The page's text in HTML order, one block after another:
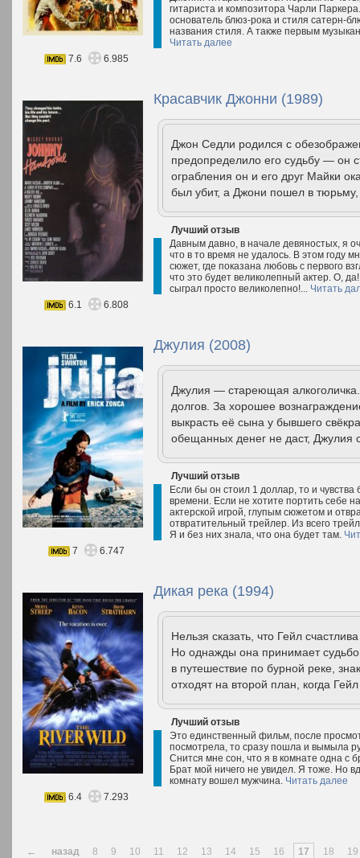
гитариста и композитора Чарли
основатель блюз-рока и стиля сатерн-
названия стиля. А также первым
Читать далее
7.6
6.985
Красавчик Джонни (1989)
Джон Седли родился с
предопределило его судьбу — он
ограбления он и его друг Майки
был убит, а Джони пошел в
Лучший отзыв
Давным давно, в начале девяностых, я
что в то время не удалось. В этом году
сюжет, где показана любовь с первого
что это будет великолепный актер. О,
сыграл просто великолепно!... Читать
6.1
6.808
Джулия (2008)
Джулия — стареющая
долгов. За хорошее
выкрасть её сына у бывшего
обещанных денег не даст, Джулия
Лучший отзыв
Если бы он стоил 1 доллар, то и
времени. Если не хотите портить себе
актерской игрой, глупым сюжетом и
отвратительный трейлер. Из всего
Я и без них знала, что она будет там.
7
6.747
Дикая река (1994)
Нельзя сказать, что Гейл
Но однажды она принимает
в путешествие по бурной реке,
отходят на второй план, когда
Лучший отзыв
Это единственный фильм, после
посмотрела, то сразу пошла и вымыла
Снится мне сон, что я в комнате одна с
Брат мой ничего не увидел. Я тоже. Но
комнату вошел мужчина. Читать далее
6.4
7.293
← назад 8 9 10 11 12 13 14 15 16 17 18 19